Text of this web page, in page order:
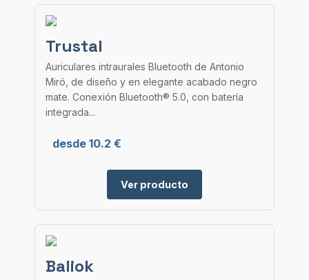
Trustal
Auriculares intraurales Bluetooth de Antonio
Miró, de diseño y en elegante acabado negro
mate. Conexión Bluetooth® 5.0, con batería
integrada...
desde 10.2 €
Ver producto
Baliok